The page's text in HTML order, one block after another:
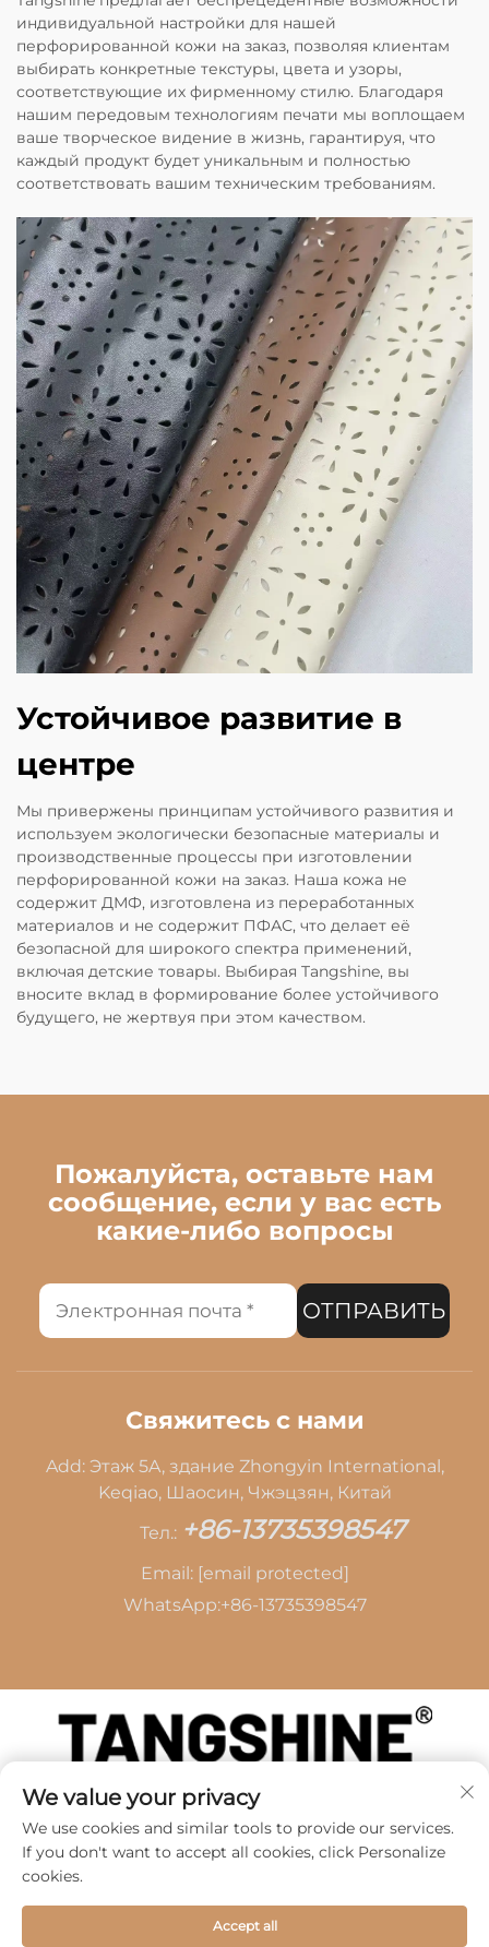
индивидуальной настройки для нашей
перфорированной кожи на заказ, позволяя клиентам
выбирать конкретные текстуры, цвета и узоры,
соответствующие их фирменному стилю. Благодаря
нашим передовым технологиям печати мы воплощаем
ваше творческое видение в жизнь, гарантируя, что
каждый продукт будет уникальным и полностью
соответствовать вашим техническим требованиям.
Устойчивое развитие в
центре
Мы привержены принципам устойчивого развития и
используем экологически безопасные материалы и
производственные процессы при изготовлении
перфорированной кожи на заказ. Наша кожа не
содержит ДМФ, изготовлена из переработанных
материалов и не содержит ПФАС, что делает её
безопасной для широкого спектра применений,
включая детские товары. Выбирая Tangshine, вы
вносите вклад в формирование более устойчивого
будущего, не жертвуя при этом качеством.
Пожалуйста, оставьте нам
сообщение, если у вас есть
какие-либо вопросы
ОТПРАВИТЬ
Свяжитесь с нами
Add: Этаж 5A, здание Zhongyin International,
Keqiao, Шаосин, Чжэцзян, Китай
Тел.: +86-13735398547
Email: [email protected]
WhatsApp:+86-13735398547
Авторские права © 2026 SHAOXING TANG CAI
LEATHER CO.,LTD -
Политика
конфиденциальности
We value your privacy
We use cookies and similar tools to provide our services.
If you don't want to accept all cookies, click Personalize
cookies.
Accept all